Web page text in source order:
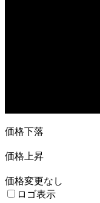
価格下落
価格上昇
価格変更なし
ロゴ表示